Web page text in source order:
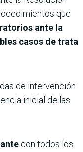
que
ante la
casos de trata
de intervención
inicial de las
con todos los